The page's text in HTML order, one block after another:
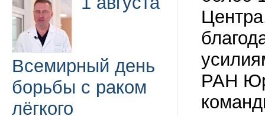
Всемирный день
борьбы с раком
лёгкого
РАН